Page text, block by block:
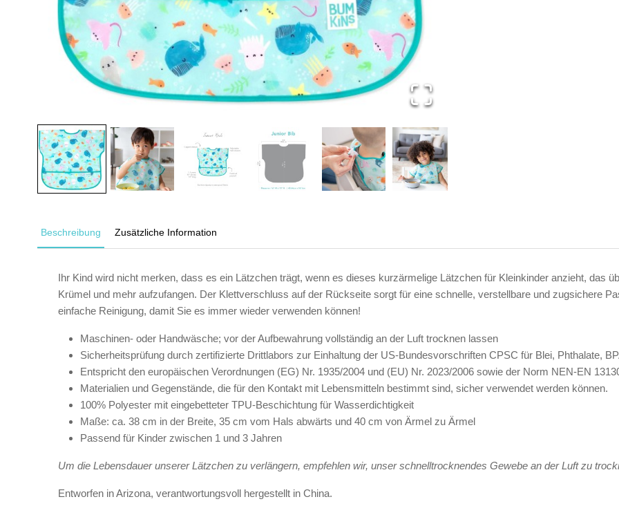
Beschreibung Zusätzliche Information
Ihr Kind wird nicht merken, dass es ein Lätzchen trägt, wenn es dieses kurzärmelige Lätzchen für Kleinkinder anzieht, das
Krümel und mehr aufzufangen. Der Klettverschluss auf der Rückseite sorgt für eine schnelle, verstellbare und zugsichere
einfache Reinigung, damit Sie es immer wieder verwenden können!
Maschinen- oder Handwäsche; vor der Aufbewahrung vollständig an der Luft trocknen lassen
Sicherheitsprüfung durch zertifizierte Drittlabors zur Einhaltung der US-Bundesvorschriften CPSC für Blei, Phthalate,
Entspricht den europäischen Verordnungen (EG) Nr. 1935/2004 und (EU) Nr. 2023/2006 sowie der Norm NEN-EN
Materialien und Gegenstände, die für den Kontakt mit Lebensmitteln bestimmt sind, sicher verwendet werden können.
100% Polyester mit eingebetteter TPU-Beschichtung für Wasserdichtigkeit
Maße: ca. 38 cm in der Breite, 35 cm vom Hals abwärts und 40 cm von Ärmel zu Ärmel
Passend für Kinder zwischen 1 und 3 Jahren
Um die Lebensdauer unserer Lätzchen zu verlängern, empfehlen wir, unser schnelltrocknendes Gewebe an der Luft zu
Entworfen in Arizona, verantwortungsvoll hergestellt in China.